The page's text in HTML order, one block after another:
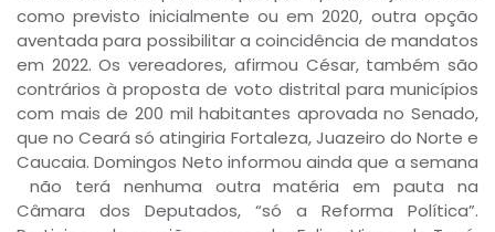
como previsto inicialmente ou em 2020, outra opção
aventada para possibilitar a coincidência de mandatos
em 2022. Os vereadores, afirmou César, também são
contrários à proposta de voto distrital para municípios
com mais de 200 mil habitantes aprovada no Senado,
que no Ceará só atingiria Fortaleza, Juazeiro do Norte e
Caucaia. Domingos Neto informou ainda que a semana
não terá nenhuma outra matéria em pauta na
Câmara dos Deputados, “só a Reforma Política”.